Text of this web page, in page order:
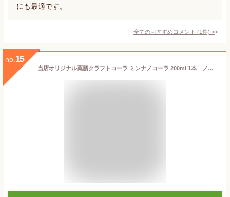
にも最適です。
全てのおすすめコメント (1件) >
no. 15
当店オリジナル薬膳クラフトコーラ ミンナノコーラ 200ml 1本 ノンカフェイン 甘草 赤なつめ お子様 女性向け 希釈タイプ 薬膳喫茶KURA